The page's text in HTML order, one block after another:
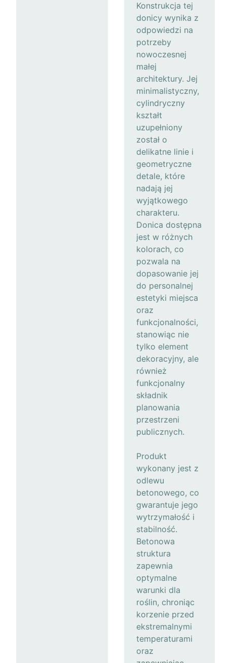
Konstrukcja tej
donicy wynika z
odpowiedzi na
potrzeby
nowoczesnej
małej
architektury. Jej
minimalistyczny,
cylindryczny
kształt
uzupełniony
został o
delikatne linie i
geometryczne
detale, które
nadają jej
wyjątkowego
charakteru.
Donica dostępna
jest w różnych
kolorach, co
pozwala na
dopasowanie jej
do personalnej
estetyki miejsca
oraz
funkcjonalności,
stanowiąc nie
tylko element
dekoracyjny, ale
również
funkcjonalny
składnik
planowania
przestrzeni
publicznych.
Produkt
wykonany jest z
odlewu
betonowego, co
gwarantuje jego
wytrzymałość i
stabilność.
Betonowa
struktura
zapewnia
optymalne
warunki dla
roślin, chroniąc
korzenie przed
ekstremalnymi
temperaturami
oraz